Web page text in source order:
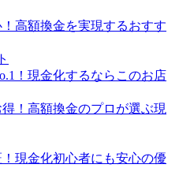
高額換金を実現するおすす
！現金化するならこのお店
！高額換金のプロが選ぶ現
現金化初心者にも安心の優